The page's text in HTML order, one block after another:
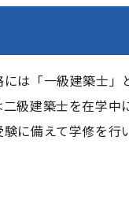
は「一級建築士」
級建築士を在学中
に備えて学修を行